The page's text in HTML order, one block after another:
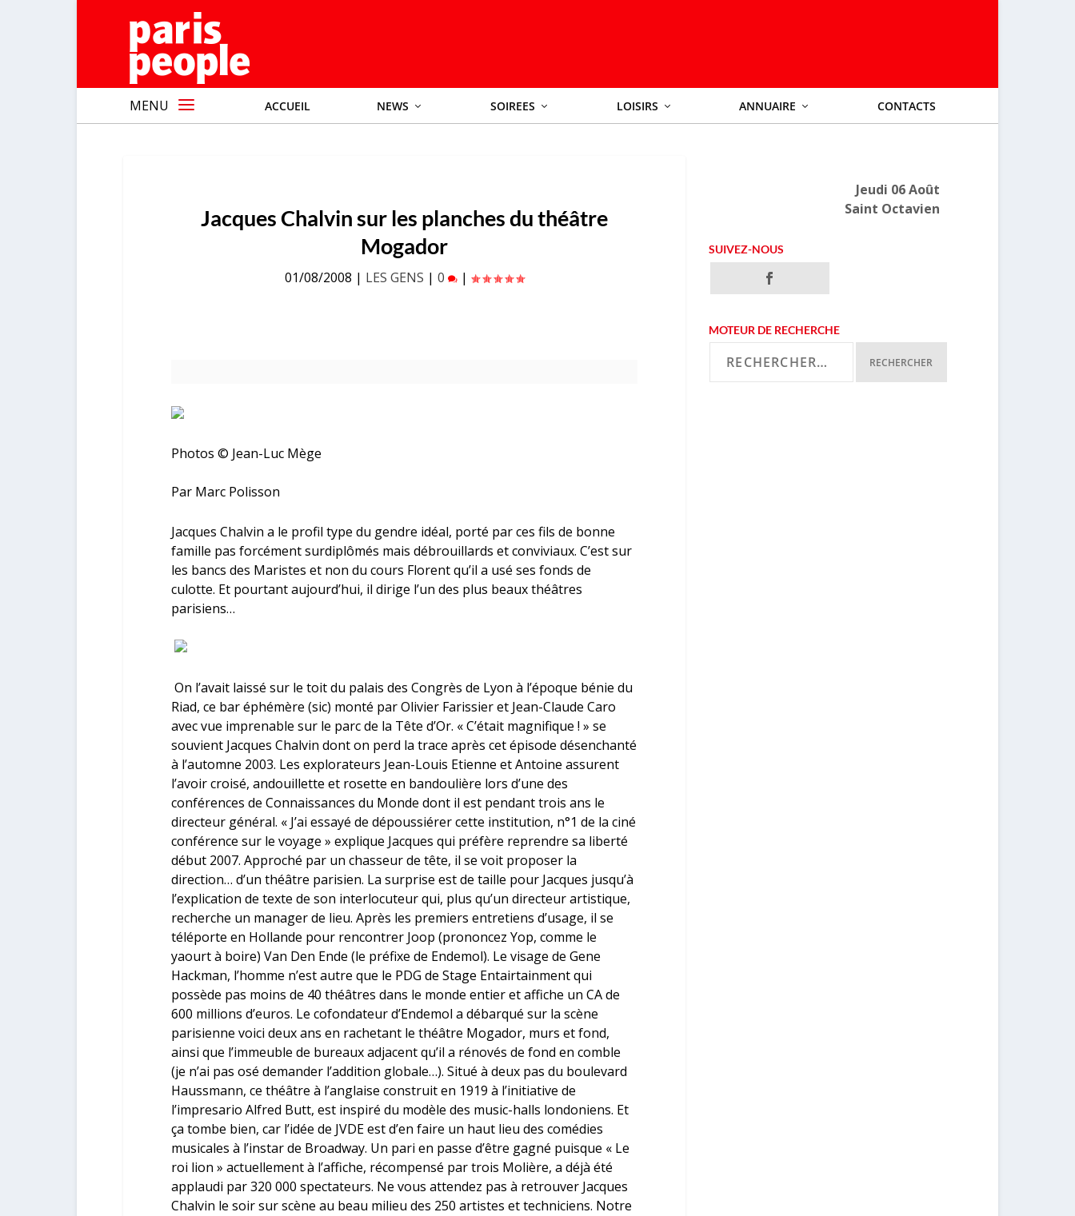
MENU ACCUEIL NEWS SOIREES LOISIRS ANNUAIRE CONTACTS
Jacques Chalvin sur les planches du théâtre
Mogador
01/08/2008 | LES GENS | 0 |
Photos © Jean-Luc Mège
Par Marc Polisson
Jacques Chalvin a le profil type du gendre idéal, porté par ces fils de bonne
famille pas forcément surdiplômés mais débrouillards et conviviaux. C’est sur
les bancs des Maristes et non du cours Florent qu’il a usé ses fonds de
culotte. Et pourtant aujourd’hui, il dirige l’un des plus beaux théâtres
parisiens…
On l’avait laissé sur le toit du palais des Congrès de Lyon à l’époque bénie du
Riad, ce bar éphémère (sic) monté parOlivier Farissieret Jean-Claude Caro
avec vue imprenable sur le parc de la Tête d’Or. « C’était magnifique ! » se
souvient Jacques Chalvin dont on perd la trace après cet épisode désenchanté
à l’automne 2003. Les explorateurs Jean-Louis Etienne etAntoine assurent
l’avoir croisé, andouillette et rosette en bandoulière lors d’une des
conférences de Connaissances du Monde dont il est pendant trois ans le
directeur général. « J’ai essayé de dépoussiérer cette institution, n°1 de la ciné
conférence sur le voyage » explique Jacques qui préfère reprendre sa liberté
début 2007. Approché par un chasseur de tête, il se voit proposer la
direction… d’un théâtre parisien. La surprise est de taille pour Jacques jusqu’à
l’explication de texte de son interlocuteur qui, plus qu’un directeur artistique,
recherche un manager de lieu. Après les premiers entretiens d’usage, il se
téléporte en Hollande pour rencontrer Joop (prononcez Yop, comme le
yaourt à boire) Van Den Ende (le préfixe de Endemol). Le visage de Gene
Hackman, l’homme n’est autre que le PDG de Stage Entairtainment qui
possède pas moins de 40 théâtres dans le monde entier et affiche un CA de
600 millions d’euros. Le cofondateur d’Endemol a débarqué sur la scène
parisienne voici deux ans en rachetant le théâtre Mogador, murs et fond,
ainsi que l’immeuble de bureaux adjacent qu’il a rénovés de fond en comble
(je n’ai pas osé demander l’addition globale…). Situé à deux pas du boulevard
Haussmann, ce théâtre à l’anglaise construit en 1919 à l’initiative de
l’impresario Alfred Butt, est inspiré du modèle des music-halls londoniens. Et
ça tombe bien, car l’idée de JVDE est d’en faire un haut lieu des comédies
musicales à l’instar de Broadway. Un pari en passe d’être gagné puisque « Le
roi lion » actuellement à l’affiche, récompensé par trois Molière, a déjà été
applaudi par 320 000 spectateurs. Ne vous attendez pas à retrouver Jacques
Chalvin le soir sur scène au beau milieu des 250 artistes et techniciens. Notre
Jeudi 06 Août
Saint Octavien
SUIVEZ-NOUS
MOTEUR DE RECHERCHE